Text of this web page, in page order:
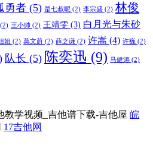
勇者 (5) 是七叔呢 (2) 李宗盛 (2) 林俊
(2) 王小帅 (2) 王靖雯 (3) 白月光与朱砂
姐 (2) 莫文蔚 (2) 薛之谦 (2) 许嵩 (4) 许巍 (2)
队长 (5) 陈奕迅 (9) 马健涛 (2)
教学视频_吉他谱下载-吉他屋 皖
17吉他网